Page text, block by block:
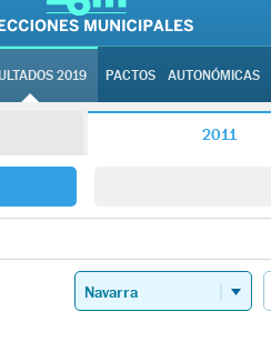
2019 PACTOS AUTONÓMICAS
2011